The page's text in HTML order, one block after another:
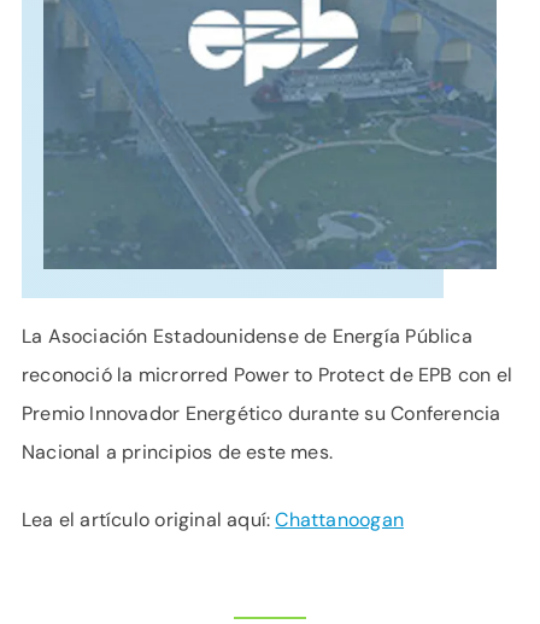
La Asociación Estadounidense de Energía Pública
reconoció la microrred Power to Protect de EPB con el
Premio Innovador Energético durante su Conferencia
Nacional a principios de este mes.
Lea el artículo original aquí:Chattanoogan